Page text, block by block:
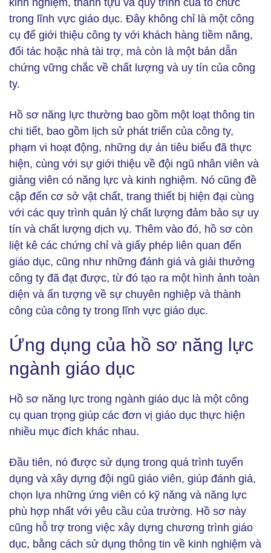
kinh nghiệm, thành tựu và quy trình của tổ chức
trong lĩnh vực giáo dục. Đây không chỉ là một công
cụ để giới thiệu công ty với khách hàng tiềm năng,
đối tác hoặc nhà tài trợ, mà còn là một bản dẫn
chứng vững chắc về chất lượng và uy tín của công
ty.
Hồ sơ năng lực thường bao gồm một loạt thông tin
chi tiết, bao gồm lịch sử phát triển của công ty,
phạm vi hoạt động, những dự án tiêu biểu đã thực
hiện, cùng với sự giới thiệu về đội ngũ nhân viên và
giảng viên có năng lực và kinh nghiệm. Nó cũng đề
cập đến cơ sở vật chất, trang thiết bị hiện đại cùng
với các quy trình quản lý chất lượng đảm bảo sự uy
tín và chất lượng dịch vụ. Thêm vào đó, hồ sơ còn
liệt kê các chứng chỉ và giấy phép liên quan đến
giáo dục, cũng như những đánh giá và giải thưởng
công ty đã đạt được, từ đó tạo ra một hình ảnh toàn
diện và ấn tượng về sự chuyên nghiệp và thành
công của công ty trong lĩnh vực giáo dục.
Ứng dụng của hồ sơ năng lực
ngành giáo dục
Hồ sơ năng lực trong ngành giáo dục là một công
cụ quan trọng giúp các đơn vị giáo dục thực hiện
nhiều mục đích khác nhau.
Đầu tiên, nó được sử dụng trong quá trình tuyển
dụng và xây dựng đội ngũ giáo viên, giúp đánh giá,
chọn lựa những ứng viên có kỹ năng và năng lực
phù hợp nhất với yêu cầu của trường. Hồ sơ này
cũng hỗ trợ trong việc xây dựng chương trình giáo
dục, bằng cách sử dụng thông tin về kinh nghiệm và